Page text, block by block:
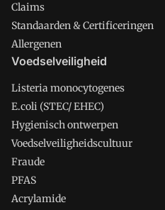
Claims
Standaarden & Certificeringen
Allergenen
Voedselveiligheid
Listeria monocytogenes
E.coli (STEC/ EHEC)
Hygienisch ontwerpen
Voedselveiligheidscultuur
Fraude
PFAS
Acrylamide